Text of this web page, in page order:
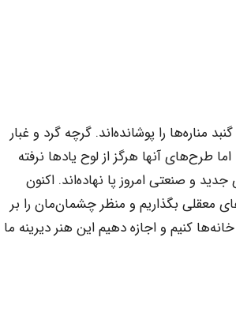
مناره‌ها را ‌پوشانده‌اند. گرچه گرد و غبار
طرح‌های آنها هرگز از لوح یادها نرفته
و صنعتی امروز پا نهاده‌اند. اکنون
معقلی بگذاریم و منظر چشمان‌مان را بر
کنیم و اجازه دهیم این هنر دیرینه ما